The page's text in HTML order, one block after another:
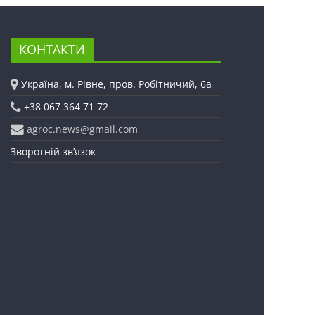
КОНТАКТИ
Україна, м. Рівне, пров. Робітничий, 6а
+38 067 364 71 72
agroc.news@gmail.com
Зворотній зв’язок